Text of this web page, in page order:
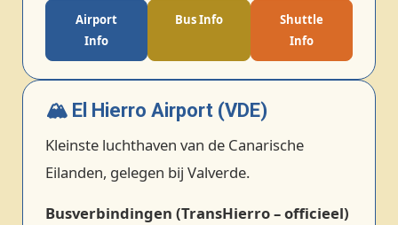
Airport
Info
Bus Info
Shuttle
Info
🏔️ El Hierro Airport (VDE)
Kleinste luchthaven van de Canarische
Eilanden, gelegen bij Valverde.
Busverbindingen (TransHierro – officieel)